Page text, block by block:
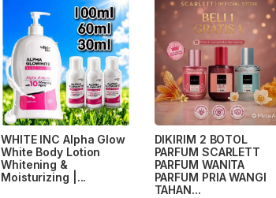
WHITE INC Alpha Glow
White Body Lotion
Whitening &
Moisturizing |...
DIKIRIM 2 BOTOL
PARFUM SCARLETT
PARFUM WANITA
PARFUM PRIA WANGI
TAHAN...